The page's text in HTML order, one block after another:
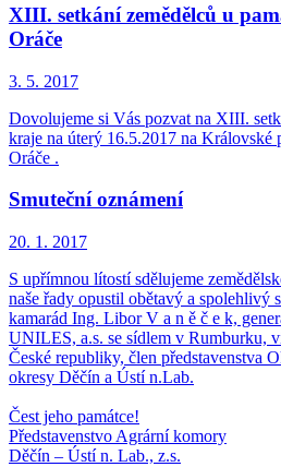
XIII. setkání zemědělců u
Oráče
3. 5. 2017
Dovolujeme si Vás pozvat na XIII.
kraje na úterý 16.5.2017 na Královské
Oráče .
Smuteční oznámení
20. 1. 2017
S upřímnou lítostí sdělujeme
naše řady opustil obětavý a spolehlivý
kamarád Ing. Libor V a n ě č e k,
UNILES, a.s. se sídlem v Rumburku,
České republiky, člen představenstva
okresy Děčín a Ústí n.Lab.
Čest jeho památce!
Představenstvo Agrární komory
Děčín – Ústí n. Lab., z.s.